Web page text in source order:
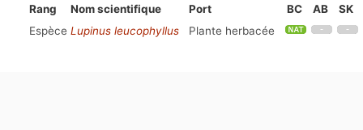
Rang Nom scientifique Port BC AB
SK
Espèce Lupinus leucophyllus Plante herbacée